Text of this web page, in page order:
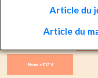
Article du
Article du
Nesmile 1'17''4